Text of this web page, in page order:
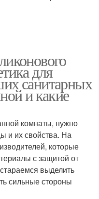
для
санитарных
и какие
комнаты, нужно
и их свойства. На
которые
с защитой от
выделить
сильные стороны